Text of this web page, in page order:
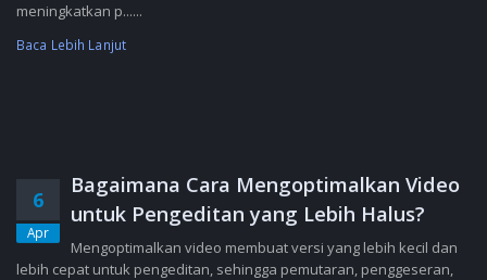
meningkatkan p......
Baca Lebih Lanjut
6
Apr
Bagaimana Cara Mengoptimalkan Video
untuk Pengeditan yang Lebih Halus?
Mengoptimalkan video membuat versi yang lebih kecil dan
lebih cepat untuk pengeditan, sehingga pemutaran, penggeseran,